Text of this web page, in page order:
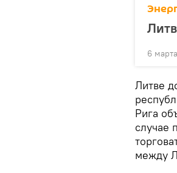
6
Литве
Рига
случае
между